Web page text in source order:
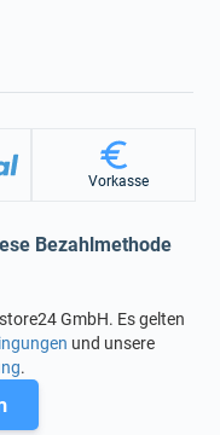
Vorkasse
Bezahlmethode
GmbH. Es gelten
und unsere
.